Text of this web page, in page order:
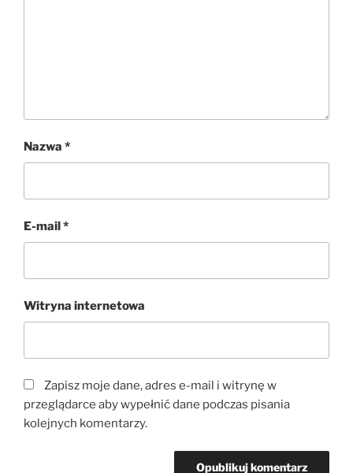
Nazwa *
E-mail *
Witryna internetowa
Zapisz moje dane, adres e-mail i witrynę w
przeglądarce aby wypełnić dane podczas pisania
kolejnych komentarzy.